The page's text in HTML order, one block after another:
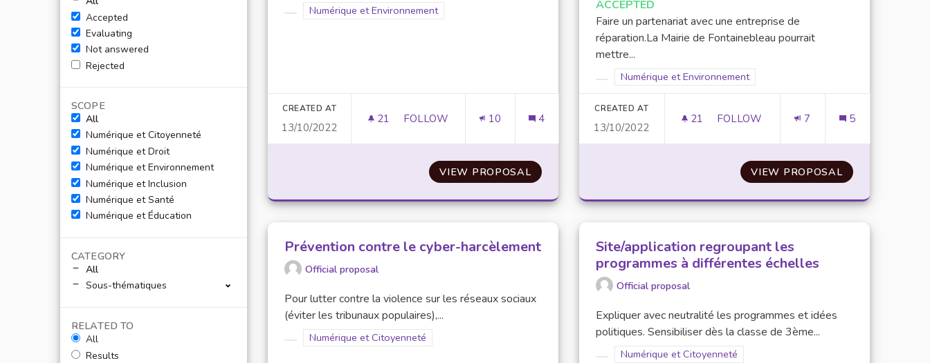
Accepted
Evaluating
Not answered
Rejected
SCOPE
All
Numérique et Citoyenneté
Numérique et Droit
Numérique et Environnement
Numérique et Inclusion
Numérique et Santé
Numérique et Éducation
CATEGORY
All
Sous-thématiques
RELATED TO
All
Results
Filter results for scope: Numérique et Environnement
Numérique et Environnement
CREATED AT
13/10/2022
21 21 FOLLOWERS
FOLLOW
FAVORISER LES COURS EN PRÉSENTIEL
10 4
VIEW PROPOSALFAVORISER LES COURS EN PRÉSENTIEL
ACCEPTED
Faire un partenariat avec une entreprise de
réparation.La Mairie de Fontainebleau pourrait
mettre...
Filter results for scope: Numérique et Environnement
Numérique et Environnement
CREATED AT
13/10/2022
21 21 FOLLOWERS
FOLLOW 7 5
VIEW PROPOSALATELIERS ET
Prévention contre le cyber-harcèlement
Official proposal
Pour lutter contre la violence sur les réseaux sociaux
(éviter les tribunaux populaires),...
Filter results for scope: Numérique et Citoyenneté
Numérique et Citoyenneté
Site/application regroupant les
programmes à différentes échelles
Official proposal
Expliquer avec neutralité les programmes et idées
politiques. Sensibiliser dès la classe de 3ème...
Filter results for scope: Numérique et Citoyenneté
Numérique et Citoyenneté